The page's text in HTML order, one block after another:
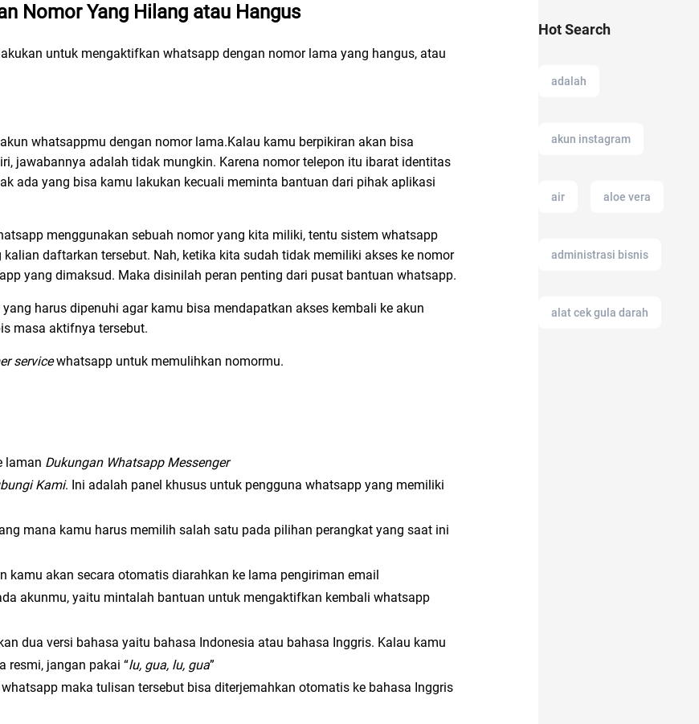
Nomor Yang Hilang atau Hangus
untuk mengaktifkan whatsapp dengan nomor lama yang hangus, atau
whatsappmu dengan nomor lama.Kalau kamu berpikiran akan bisa
jawabannya adalah tidak mungkin. Karena nomor telepon itu ibarat identitas
ada yang bisa kamu lakukan kecuali meminta bantuan dari pihak aplikasi
menggunakan sebuah nomor yang kita miliki, tentu sistem whatsapp
daftarkan tersebut. Nah, ketika kita sudah tidak memiliki akses ke nomor
yang dimaksud. Maka disinilah peran penting dari pusat bantuan whatsapp.
harus dipenuhi agar kamu bisa mendapatkan akses kembali ke akun
masa aktifnya tersebut.
servicewhatsapp untuk memulihkan nomormu.
laman Dukungan Whatsapp Messenger
Kami. Ini adalah panel khusus untuk pengguna whatsapp yang memiliki
mana kamu harus memilih salah satu pada pilihan perangkat yang saat ini
kamu akan secara otomatis diarahkan ke lama pengiriman email
akunmu, yaitu mintalah bantuan untuk mengaktifkan kembali whatsapp
dua versi bahasa yaitu bahasa Indonesia atau bahasa Inggris. Kalau kamu
resmi, jangan pakai “lu, gua, lu, gua”
maka tulisan tersebut bisa diterjemahkan otomatis ke bahasa Inggris
Hot Search
adalah
akun instagram
air aloe vera
administrasi bisnis
alat cek gula darah